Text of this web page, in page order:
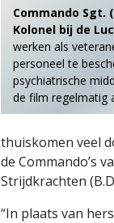
Commando Sgt.
Kolonel bij de
werken als
personeel te
psychiatrische
de film regelmatig
thuiskomen veel
de Commando’s
Strijdkrachten
“In plaats van